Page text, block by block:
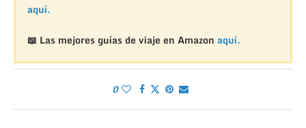
aquí.
📖 Las mejores guías de viaje en Amazon aquí.
0